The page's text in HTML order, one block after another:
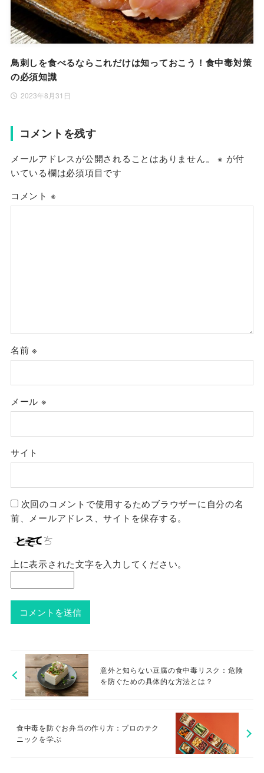
鳥刺しを食べるならこれだけは知っておこう！食中毒対策
の必須知識
2023年8月31日
コメントを残す
メールアドレスが公開されることはありません。 ※ が付
いている欄は必須項目です
コメント ※
名前※
メール ※
サイト
次回のコメントで使用するためブラウザーに自分の名
前、メールアドレス、サイトを保存する。
上に表示された文字を入力してください。
意外と知らない豆腐の食中毒リスク：危険
を防ぐための具体的な方法とは？
食中毒を防ぐお弁当の作り方：プロのテク
ニックを学ぶ